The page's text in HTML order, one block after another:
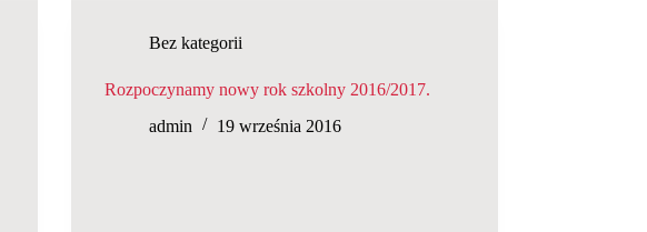
Bez kategorii
Rozpoczynamy nowy rok szkolny 2016/2017.
admin
19 września 2016